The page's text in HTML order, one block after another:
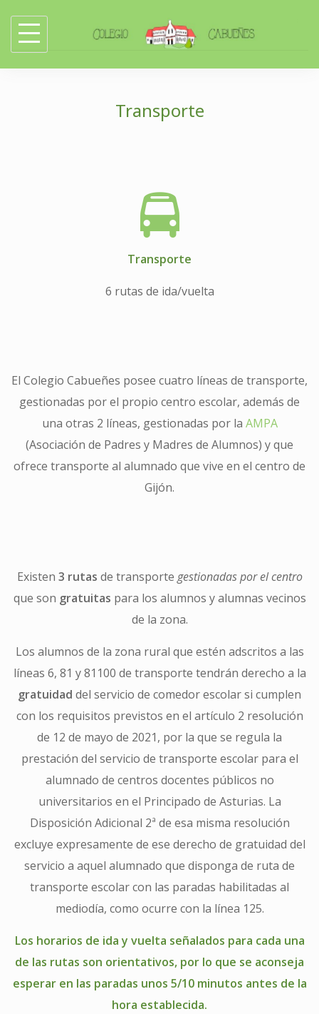
content
Transporte
Transporte
6 rutas de ida/vuelta
El Colegio Cabueñes posee cuatro líneas de transporte,
gestionadas por el propio centro escolar, además de
una otras 2 líneas, gestionadas por la AMPA
(Asociación de Padres y Madres de Alumnos) y que
ofrece transporte al alumnado que vive en el centro de
Gijón.
Existen 3 rutas de transporte gestionadas por el centro
que son gratuitas para los alumnos y alumnas vecinos
de la zona.
Los alumnos de la zona rural que estén adscritos a las
líneas 6, 81 y 81100 de transporte tendrán derecho a la
gratuidad del servicio de comedor escolar si cumplen
con los requisitos previstos en el artículo 2 resolución
de 12 de mayo de 2021, por la que se regula la
prestación del servicio de transporte escolar para el
alumnado de centros docentes públicos no
universitarios en el Principado de Asturias. La
Disposición Adicional 2ª de esa misma resolución
excluye expresamente de ese derecho de gratuidad del
servicio a aquel alumnado que disponga de ruta de
transporte escolar con las paradas habilitadas al
mediodía, como ocurre con la línea 125.
Los horarios de ida y vuelta señalados para cada una
de las rutas son orientativos, por lo que se aconseja
esperar en las paradas unos 5/10 minutos antes de la
hora establecida.